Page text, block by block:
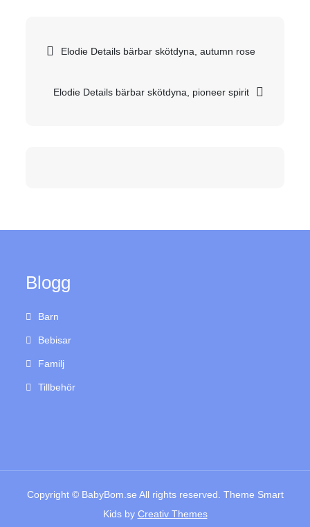
Inläggsnavigering
Elodie Details bärbar skötdyna, autumn rose
Elodie Details bärbar skötdyna, pioneer spirit
Blogg
Barn
Bebisar
Familj
Tillbehör
Copyright © BabyBom.se All rights reserved. Theme Smart
Kids by Creativ Themes